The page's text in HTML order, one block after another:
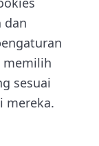
dan
memilih
sesuai
mereka.